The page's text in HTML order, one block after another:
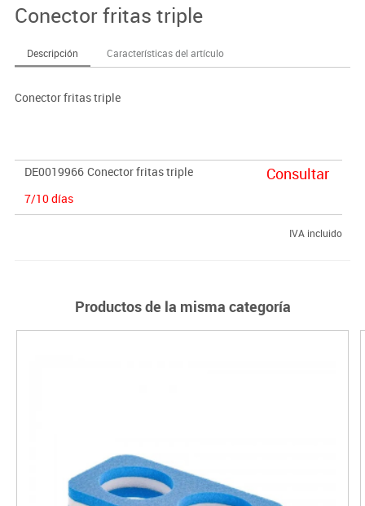
Conector fritas triple
Descripción Características del artículo
Conector fritas triple
DE0019966 Conector fritas triple
7/10 días
Consultar
IVA incluido
Productos de la misma categoría